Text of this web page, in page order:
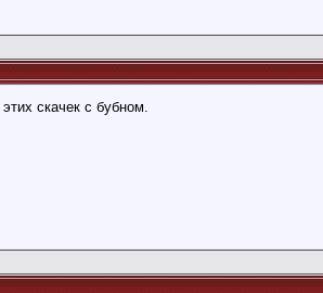
скачек с бубном.